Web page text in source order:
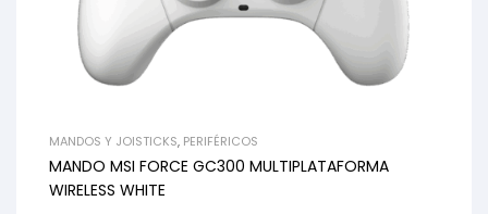
MANDOS Y JOISTICKS, PERIFÉRICOS
MANDO MSI FORCE GC300 MULTIPLATAFORMA
WIRELESS WHITE